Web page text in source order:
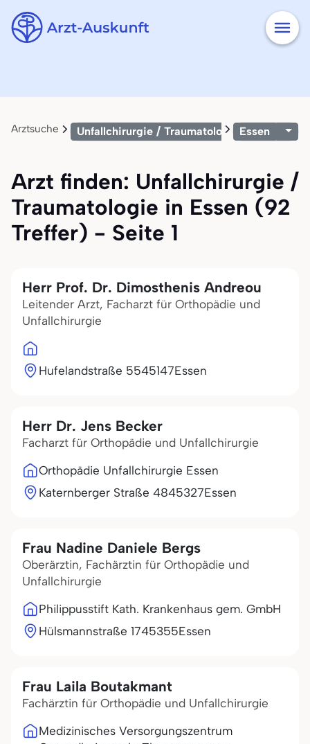
Arztsuche Unfallchirurgie / Traumatologie Essen
Arzt finden: Unfallchirurgie /
Traumatologie in Essen (92
Treffer) - Seite 1
Herr Prof. Dr. Dimosthenis Andreou
Leitender Arzt, Facharzt für Orthopädie und
Unfallchirurgie
Hufelandstraße 5545147Essen
Herr Dr. Jens Becker
Facharzt für Orthopädie und Unfallchirurgie
Orthopädie Unfallchirurgie Essen
Katernberger Straße 4845327Essen
Frau Nadine Daniele Bergs
Oberärztin, Fachärztin für Orthopädie und
Unfallchirurgie
Philippusstift Kath. Krankenhaus gem. GmbH
Hülsmannstraße 1745355Essen
Frau Laila Boutakmant
Fachärztin für Orthopädie und Unfallchirurgie
Medizinisches Versorgungszentrum